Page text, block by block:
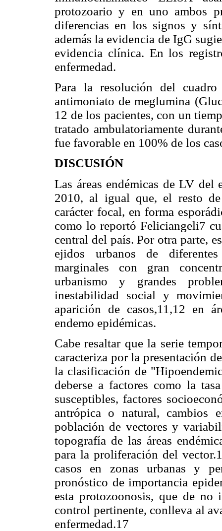
protozoario y en uno ambos
diferencias en los signos y
además la evidencia de IgG
evidencia clínica. En los
enfermedad.
Para la resolución del
antimoniato de meglumina
12 de los pacientes, con un
tratado ambulatoriamente
fue favorable en 100% de los
DISCUSIÓN
Las áreas endémicas de LV del
2010, al igual que, el resto de
carácter focal, en forma
como lo reportó Feliciangeli7
central del país. Por otra parte,
ejidos urbanos de
marginales con gran
urbanismo y grandes
inestabilidad social y
aparición de casos,11,12 en
endemo epidémicas.
Cabe resaltar que la serie
caracteriza por la presentación
la clasificación de
deberse a factores como la
susceptibles, factores
antrópica o natural, cambios
población de vectores y
topografía de las áreas
para la proliferación del
casos en zonas urbanas y
pronóstico de importancia
esta protozoonosis, que de no
control pertinente, conlleva al
enfermedad.17